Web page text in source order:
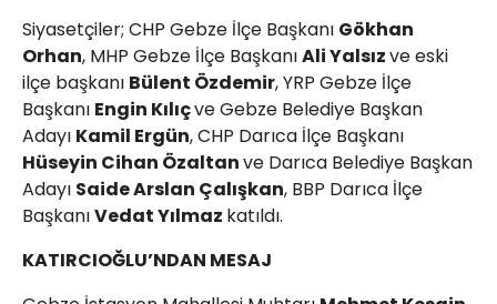
Siyasetçiler; CHP Gebze İlçe Başkanı Gökhan
Orhan, MHP Gebze İlçe BaşkanıAli Yalsızve eski
ilçe başkanı Bülent Özdemir, YRP Gebze İlçe
Başkanı Engin Kılıçve Gebze Belediye Başkan
Adayı Kamil Ergün, CHP Darıca İlçe Başkanı
Hüseyin Cihan Özaltanve Darıca Belediye Başkan
Adayı Saide Arslan Çalışkan, BBP Darıca İlçe
BaşkanıVedat Yılmaz katıldı.
KATIRCIOĞLU’NDAN MESAJ